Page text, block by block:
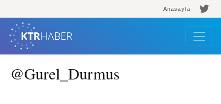
Anasayfa
@Gurel_Durmus